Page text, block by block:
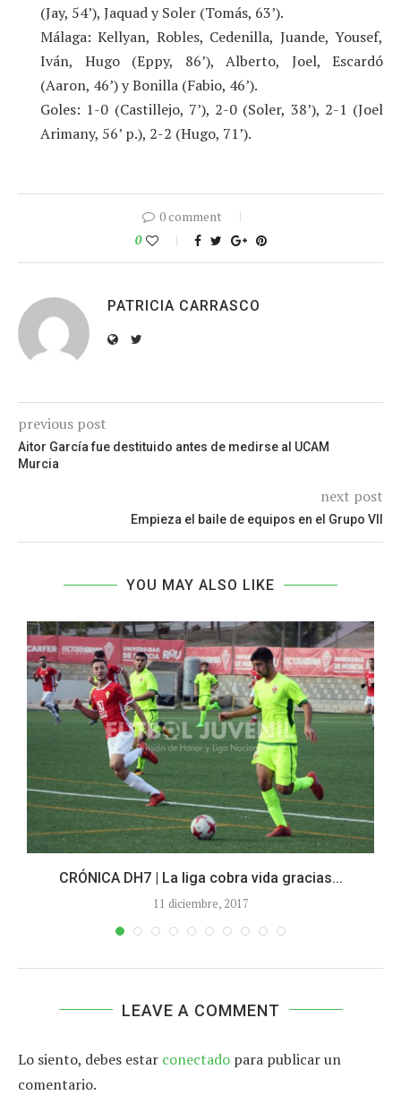
(Jay, 54’), Jaquad y Soler (Tomás, 63’).
Málaga: Kellyan, Robles, Cedenilla, Juande, Yousef,
Iván, Hugo (Eppy, 86’), Alberto, Joel, Escardó
(Aaron, 46’) y Bonilla (Fabio, 46’).
Goles: 1-0 (Castillejo, 7’), 2-0 (Soler, 38’), 2-1 (Joel
Arimany, 56’ p.), 2-2 (Hugo, 71’).
0 comment
0
PATRICIA CARRASCO
previous post
Aitor García fue destituido antes de medirse al UCAM
Murcia
next post
Empieza el baile de equipos en el Grupo VII
YOU MAY ALSO LIKE
CRÓNICA DH7 | La liga cobra vida gracias...
11 diciembre, 2017
LEAVE A COMMENT
Lo siento, debes estar conectado para publicar un
comentario.